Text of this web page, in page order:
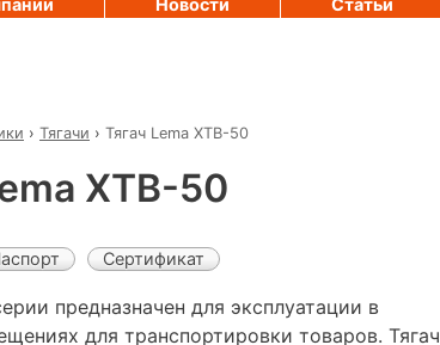
› Тягачи › Тягач Lema XTB-50
XTB-50
Сертификат
предназначен для эксплуатации в
для транспортировки товаров. Тягач
Новости Статьи